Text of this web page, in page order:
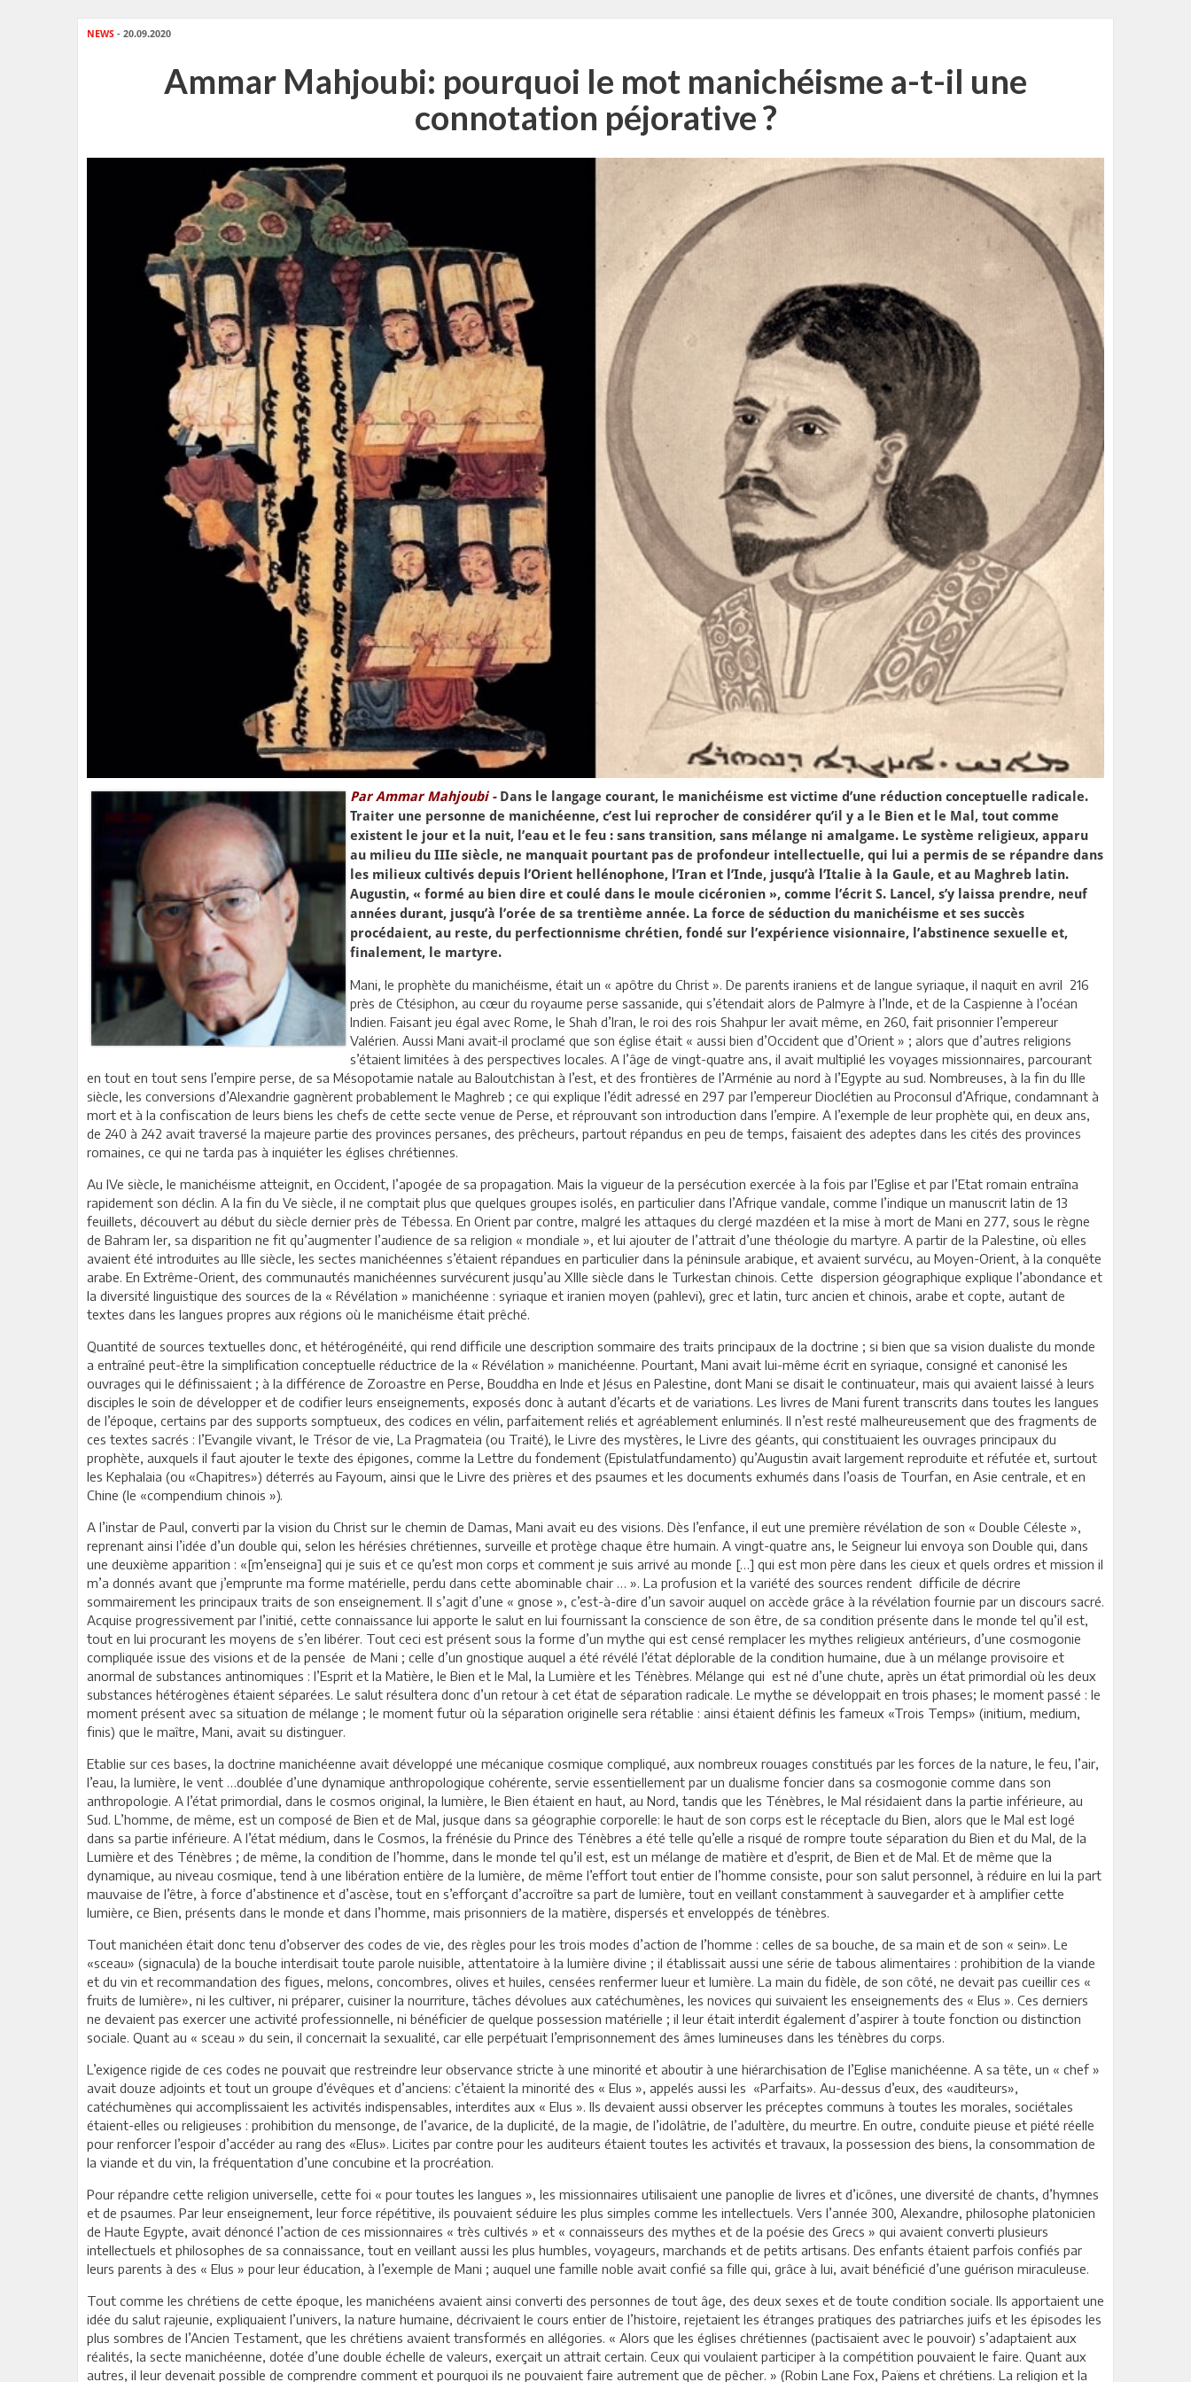
NEWS - 20.09.2020
Ammar Mahjoubi: pourquoi le mot manichéisme a-t-il une
connotation péjorative ?
Par Ammar Mahjoubi -Dans le langage courant, le manichéisme est victime d’une réduction conceptuelle radicale.
Traiter une personne de manichéenne, c’est lui reprocher de considérer qu’il y a le Bien et le Mal, tout comme
existent le jour et la nuit, l’eau et le feu : sans transition, sans mélange ni amalgame. Le système religieux, apparu
au milieu du IIIe siècle, ne manquait pourtant pas de profondeur intellectuelle, qui lui a permis de se répandre dans
les milieux cultivés depuis l’Orient hellénophone, l’Iran et l’Inde, jusqu’à l’Italie à la Gaule, et au Maghreb latin.
Augustin, « formé au bien dire et coulé dans le moule cicéronien », comme l’écrit S. Lancel, s’y laissa prendre, neuf
années durant, jusqu’à l’orée de sa trentième année. La force de séduction du manichéisme et ses succès
procédaient, au reste, du perfectionnisme chrétien, fondé sur l’expérience visionnaire, l’abstinence sexuelle et,
finalement, le martyre.
Mani, le prophète du manichéisme, était un « apôtre du Christ ». De parents iraniens et de langue syriaque, il naquit en avril 216
près de Ctésiphon, au cœur du royaume perse sassanide, qui s’étendait alors de Palmyre à l’Inde, et de la Caspienne à l’océan
Indien. Faisant jeu égal avec Rome, le Shah d’Iran, le roi des rois Shahpur Ier avait même, en 260, fait prisonnier l’empereur
Valérien. Aussi Mani avait-il proclamé que son église était « aussi bien d’Occident que d’Orient » ; alors que d’autres religions
s’étaient limitées à des perspectives locales. A l’âge de vingt-quatre ans, il avait multiplié les voyages missionnaires, parcourant
en tout en tout sens l’empire perse, de sa Mésopotamie natale au Baloutchistan à l’est, et des frontières de l’Arménie au nord à l’Egypte au sud. Nombreuses, à la fin du IIIe
siècle, les conversions d’Alexandrie gagnèrent probablement le Maghreb ; ce qui explique l’édit adressé en 297 par l’empereur Dioclétien au Proconsul d’Afrique, condamnant à
mort et à la confiscation de leurs biens les chefs de cette secte venue de Perse, et réprouvant son introduction dans l’empire. A l’exemple de leur prophète qui, en deux ans,
de 240 à 242 avait traversé la majeure partie des provinces persanes, des prêcheurs, partout répandus en peu de temps, faisaient des adeptes dans les cités des provinces
romaines, ce qui ne tarda pas à inquiéter les églises chrétiennes.
Au IVe siècle, le manichéisme atteignit, en Occident, l’apogée de sa propagation. Mais la vigueur de la persécution exercée à la fois par l’Eglise et par l’Etat romain entraîna
rapidement son déclin. A la fin du Ve siècle, il ne comptait plus que quelques groupes isolés, en particulier dans l’Afrique vandale, comme l’indique un manuscrit latin de 13
feuillets, découvert au début du siècle dernier près de Tébessa. En Orient par contre, malgré les attaques du clergé mazdéen et la mise à mort de Mani en 277, sous le règne
de Bahram Ier, sa disparition ne fit qu’augmenter l’audience de sa religion « mondiale », et lui ajouter de l’attrait d’une théologie du martyre. A partir de la Palestine, où elles
avaient été introduites au IIIe siècle, les sectes manichéennes s’étaient répandues en particulier dans la péninsule arabique, et avaient survécu, au Moyen-Orient, à la conquête
arabe. En Extrême-Orient, des communautés manichéennes survécurent jusqu’au XIIIe siècle dans le Turkestan chinois. Cette dispersion géographique explique l’abondance et
la diversité linguistique des sources de la « Révélation » manichéenne : syriaque et iranien moyen (pahlevi), grec et latin, turc ancien et chinois, arabe et copte, autant de
textes dans les langues propres aux régions où le manichéisme était prêché.
Quantité de sources textuelles donc, et hétérogénéité, qui rend difficile une description sommaire des traits principaux de la doctrine ; si bien que sa vision dualiste du monde
a entraîné peut-être la simplification conceptuelle réductrice de la « Révélation » manichéenne. Pourtant, Mani avait lui-même écrit en syriaque, consigné et canonisé les
ouvrages qui le définissaient ; à la différence de Zoroastre en Perse, Bouddha en Inde et Jésus en Palestine, dont Mani se disait le continuateur, mais qui avaient laissé à leurs
disciples le soin de développer et de codifier leurs enseignements, exposés donc à autant d’écarts et de variations. Les livres de Mani furent transcrits dans toutes les langues
de l’époque, certains par des supports somptueux, des codices en vélin, parfaitement reliés et agréablement enluminés. Il n’est resté malheureusement que des fragments de
ces textes sacrés : l’Evangile vivant, le Trésor de vie, La Pragmateia (ou Traité), le Livre des mystères, le Livre des géants, qui constituaient les ouvrages principaux du
prophète, auxquels il faut ajouter le texte des épigones, comme la Lettre du fondement (Epistulatfundamento) qu’Augustin avait largement reproduite et réfutée et, surtout
les Kephalaia (ou «Chapitres») déterrés au Fayoum, ainsi que le Livre des prières et des psaumes et les documents exhumés dans l’oasis de Tourfan, en Asie centrale, et en
Chine (le «compendium chinois »).
A l’instar de Paul, converti par la vision du Christ sur le chemin de Damas, Mani avait eu des visions. Dès l’enfance, il eut une première révélation de son « Double Céleste »,
reprenant ainsi l’idée d’un double qui, selon les hérésies chrétiennes, surveille et protège chaque être humain. A vingt-quatre ans, le Seigneur lui envoya son Double qui, dans
une deuxième apparition : «[m’enseigna] qui je suis et ce qu’est mon corps et comment je suis arrivé au monde […] qui est mon père dans les cieux et quels ordres et mission il
m’a donnés avant que j’emprunte ma forme matérielle, perdu dans cette abominable chair … ». La profusion et la variété des sources rendent difficile de décrire
sommairement les principaux traits de son enseignement. Il s’agit d’une « gnose », c’est-à-dire d’un savoir auquel on accède grâce à la révélation fournie par un discours sacré.
Acquise progressivement par l’initié, cette connaissance lui apporte le salut en lui fournissant la conscience de son être, de sa condition présente dans le monde tel qu’il est,
tout en lui procurant les moyens de s’en libérer. Tout ceci est présent sous la forme d’un mythe qui est censé remplacer les mythes religieux antérieurs, d’une cosmogonie
compliquée issue des visions et de la pensée de Mani ; celle d’un gnostique auquel a été révélé l’état déplorable de la condition humaine, due à un mélange provisoire et
anormal de substances antinomiques : l’Esprit et la Matière, le Bien et le Mal, la Lumière et les Ténèbres. Mélange qui est né d’une chute, après un état primordial où les deux
substances hétérogènes étaient séparées. Le salut résultera donc d’un retour à cet état de séparation radicale. Le mythe se développait en trois phases; le moment passé : le
moment présent avec sa situation de mélange ; le moment futur où la séparation originelle sera rétablie : ainsi étaient définis les fameux «Trois Temps» (initium, medium,
finis) que le maître, Mani, avait su distinguer.
Etablie sur ces bases, la doctrine manichéenne avait développé une mécanique cosmique compliqué, aux nombreux rouages constitués par les forces de la nature, le feu, l’air,
l’eau, la lumière, le vent …doublée d’une dynamique anthropologique cohérente, servie essentiellement par un dualisme foncier dans sa cosmogonie comme dans son
anthropologie. A l’état primordial, dans le cosmos original, la lumière, le Bien étaient en haut, au Nord, tandis que les Ténèbres, le Mal résidaient dans la partie inférieure, au
Sud. L’homme, de même, est un composé de Bien et de Mal, jusque dans sa géographie corporelle: le haut de son corps est le réceptacle du Bien, alors que le Mal est logé
dans sa partie inférieure. A l’état médium, dans le Cosmos, la frénésie du Prince des Ténèbres a été telle qu’elle a risqué de rompre toute séparation du Bien et du Mal, de la
Lumière et des Ténèbres ; de même, la condition de l’homme, dans le monde tel qu’il est, est un mélange de matière et d’esprit, de Bien et de Mal. Et de même que la
dynamique, au niveau cosmique, tend à une libération entière de la lumière, de même l’effort tout entier de l’homme consiste, pour son salut personnel, à réduire en lui la part
mauvaise de l’être, à force d’abstinence et d’ascèse, tout en s’efforçant d’accroître sa part de lumière, tout en veillant constamment à sauvegarder et à amplifier cette
lumière, ce Bien, présents dans le monde et dans l’homme, mais prisonniers de la matière, dispersés et enveloppés de ténèbres.
Tout manichéen était donc tenu d’observer des codes de vie, des règles pour les trois modes d’action de l’homme : celles de sa bouche, de sa main et de son « sein». Le
«sceau» (signacula) de la bouche interdisait toute parole nuisible, attentatoire à la lumière divine ; il établissait aussi une série de tabous alimentaires : prohibition de la viande
et du vin et recommandation des figues, melons, concombres, olives et huiles, censées renfermer lueur et lumière. La main du fidèle, de son côté, ne devait pas cueillir ces «
fruits de lumière», ni les cultiver, ni préparer, cuisiner la nourriture, tâches dévolues aux catéchumènes, les novices qui suivaient les enseignements des « Elus ». Ces derniers
ne devaient pas exercer une activité professionnelle, ni bénéficier de quelque possession matérielle ; il leur était interdit également d’aspirer à toute fonction ou distinction
sociale. Quant au « sceau » du sein, il concernait la sexualité, car elle perpétuait l’emprisonnement des âmes lumineuses dans les ténèbres du corps.
L’exigence rigide de ces codes ne pouvait que restreindre leur observance stricte à une minorité et aboutir à une hiérarchisation de l’Eglise manichéenne. A sa tête, un « chef »
avait douze adjoints et tout un groupe d’évêques et d’anciens: c’étaient la minorité des « Elus », appelés aussi les «Parfaits». Au-dessus d’eux, des «auditeurs»,
catéchumènes qui accomplissaient les activités indispensables, interdites aux « Elus ». Ils devaient aussi observer les préceptes communs à toutes les morales, sociétales
étaient-elles ou religieuses : prohibition du mensonge, de l’avarice, de la duplicité, de la magie, de l’idolâtrie, de l’adultère, du meurtre. En outre, conduite pieuse et piété réelle
pour renforcer l’espoir d’accéder au rang des «Elus». Licites par contre pour les auditeurs étaient toutes les activités et travaux, la possession des biens, la consommation de
la viande et du vin, la fréquentation d’une concubine et la procréation.
Pour répandre cette religion universelle, cette foi « pour toutes les langues », les missionnaires utilisaient une panoplie de livres et d’icônes, une diversité de chants, d’hymnes
et de psaumes. Par leur enseignement, leur force répétitive, ils pouvaient séduire les plus simples comme les intellectuels. Vers l’année 300, Alexandre, philosophe platonicien
de Haute Egypte, avait dénoncé l’action de ces missionnaires « très cultivés » et « connaisseurs des mythes et de la poésie des Grecs » qui avaient converti plusieurs
intellectuels et philosophes de sa connaissance, tout en veillant aussi les plus humbles, voyageurs, marchands et de petits artisans. Des enfants étaient parfois confiés par
leurs parents à des « Elus » pour leur éducation, à l’exemple de Mani ; auquel une famille noble avait confié sa fille qui, grâce à lui, avait bénéficié d’une guérison miraculeuse.
Tout comme les chrétiens de cette époque, les manichéens avaient ainsi converti des personnes de tout âge, des deux sexes et de toute condition sociale. Ils apportaient une
idée du salut rajeunie, expliquaient l’univers, la nature humaine, décrivaient le cours entier de l’histoire, rejetaient les étranges pratiques des patriarches juifs et les épisodes les
plus sombres de l’Ancien Testament, que les chrétiens avaient transformés en allégories. « Alors que les églises chrétiennes (pactisaient avec le pouvoir) s’adaptaient aux
réalités, la secte manichéenne, dotée d’une double échelle de valeurs, exerçait un attrait certain. Ceux qui voulaient participer à la compétition pouvaient le faire. Quant aux
autres, il leur devenait possible de comprendre comment et pourquoi ils ne pouvaient faire autrement que de pêcher. » (Robin Lane Fox, Païens et chrétiens. La religion et la